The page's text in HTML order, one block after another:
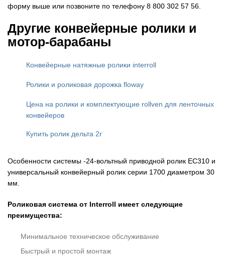
форму выше или позвоните по телефону 8 800 302 57 56.
Другие конвейерные ролики и
мотор-барабаны
Конвейерные натяжные ролики interroll
Ролики и роликовая дорожка floway
Цена на ролики и комплектующие rollven для ленточных
конвейеров
Купить ролик дельта 2r
Особенности системы -24-вольтный приводной ролик EC310 и
универсальный конвейерный ролик серии 1700 диаметром 30
мм.
Роликовая система от Interroll имеет следующие
преимущества:
Минимальное техническое обслуживание
Быстрый и простой монтаж